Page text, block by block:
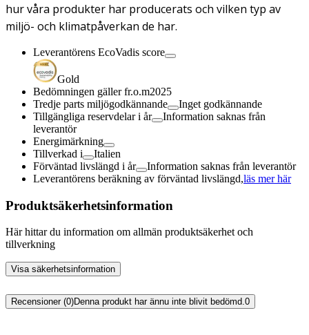
hur våra produkter har producerats och vilken typ av
miljö- och klimatpåverkan de har.
Leverantörens EcoVadis score
Gold
Bedömningen gäller fr.o.m2025
Tredje parts miljögodkännande
Inget godkännande
Tillgängliga reservdelar i år
Information saknas från
leverantör
Energimärkning
Tillverkad i
Italien
Förväntad livslängd i år
Information saknas från leverantör
Leverantörens beräkning av förväntad livslängd,läs mer här
Produktsäkerhetsinformation
Här hittar du information om allmän produktsäkerhet och
tillverkning
Visa säkerhetsinformation
Recensioner (0)Denna produkt har ännu inte blivit bedömd.0